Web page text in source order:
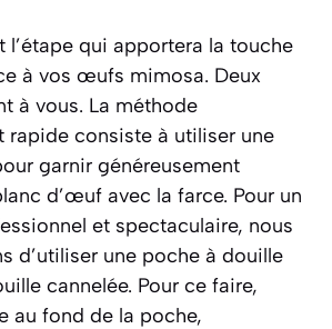
l’étape qui apportera la touche
à vos œufs mimosa. Deux
à vous. La méthode
rapide consiste à utiliser une
garnir généreusement
d’œuf avec la farce. Pour un
et spectaculaire, nous
d’utiliser une poche à douille
cannelée. Pour ce faire,
au fond de la poche,